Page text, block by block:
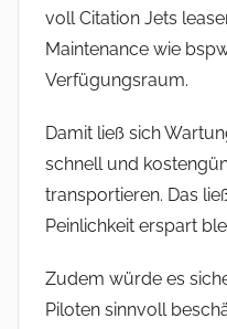
voll Citation Jets
Maintenance wie
Verfügungsraum.
Damit ließ sich
schnell und
transportieren. Das
Peinlichkeit erspart
Zudem würde es
Piloten sinnvoll